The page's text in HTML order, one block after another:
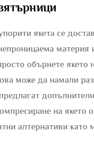
якета се
обърнете якето
може да намали
на
алтернативи като